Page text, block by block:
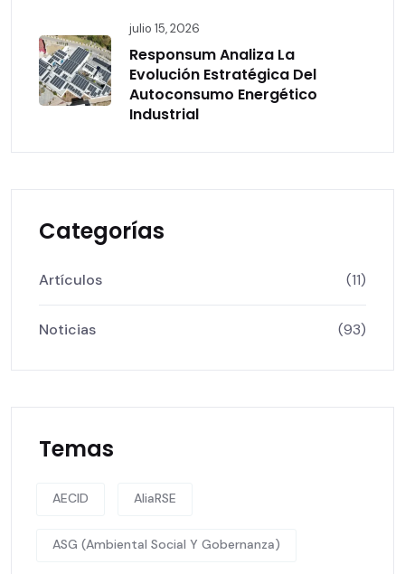
julio 15, 2026
Responsum Analiza La
Evolución Estratégica Del
Autoconsumo Energético
Industrial
Categorías
Artículos (11)
Noticias (93)
Temas
AECID AliaRSE
ASG (Ambiental Social Y Gobernanza)